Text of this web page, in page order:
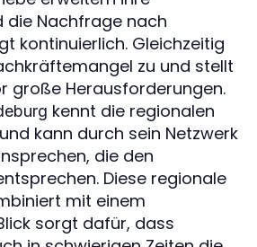
die Nachfrage nach
kontinuierlich. Gleichzeitig
zu und stellt
große Herausforderungen.
kennt die regionalen
kann durch sein Netzwerk
die den
Diese regionale
mit einem
sorgt dafür, dass